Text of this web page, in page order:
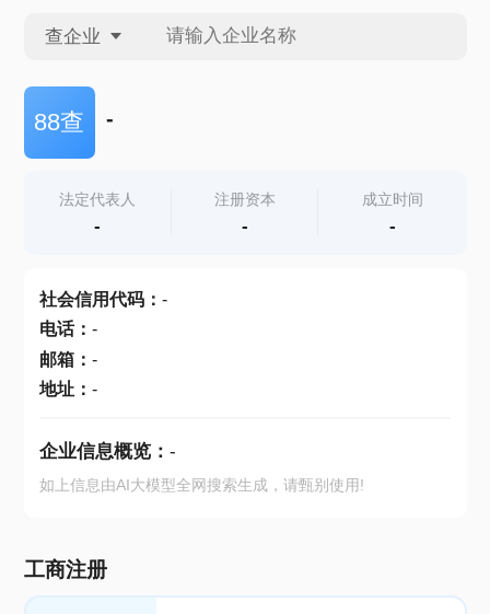
查企业
查企业
查产地
88查 -
法定代表人
-
注册资本
-
成立时间
-
社会信用代码： -
电话： -
邮箱： -
地址： -
企业信息概览： -
如上信息由AI大模型全网搜索生成，请甄别使用!
工商注册